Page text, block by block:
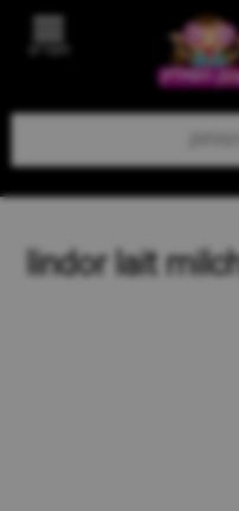
תפריט